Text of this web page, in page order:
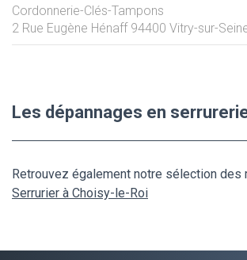
Cordonnerie-Clés-Tampons
2 Rue Eugène Hénaff 94400 Vitry-sur-
Les dépannages en
Retrouvez également notre sélection des
Serrurier à Choisy-le-Roi